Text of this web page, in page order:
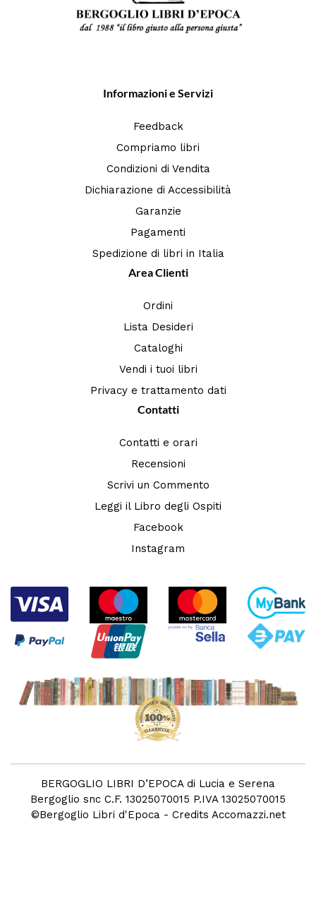
Informazioni e Servizi
Feedback
Compriamo libri
Condizioni di Vendita
Dichiarazione di Accessibilità
Garanzie
Pagamenti
Spedizione di libri in Italia
Area Clienti
Ordini
Lista Desideri
Cataloghi
Vendi i tuoi libri
Privacy e trattamento dati
Contatti
Contatti e orari
Recensioni
Scrivi un Commento
Leggi il Libro degli Ospiti
Facebook
Instagram
BERGOGLIO LIBRI D’EPOCA di Lucia e Serena
Bergoglio snc C.F. 13025070015 P.IVA 13025070015
©Bergoglio Libri d'Epoca - Credits Accomazzi.net